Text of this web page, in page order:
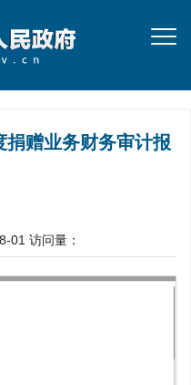
赠业务财务审计报
01 访问量：